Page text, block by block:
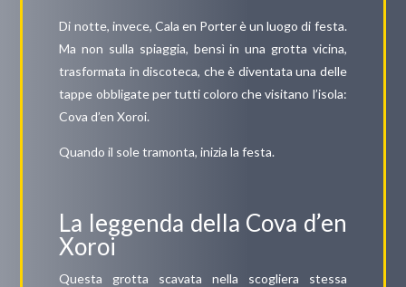
Di notte, invece, Cala en Porter è un luogo di festa.
Ma non sulla spiaggia, bensì in una grotta vicina,
trasformata in discoteca, che è diventata una delle
tappe obbligate per tutti coloro che visitano l’isola:
Cova d’en Xoroi.
Quando il sole tramonta, inizia la festa.
La leggenda della Cova d’en
Xoroi
Questa grotta scavata nella scogliera stessa